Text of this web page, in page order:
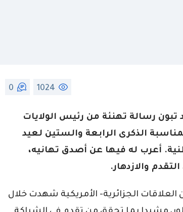
1024
0
رسالة تهنئة من رئيس الولايات
الذكرى الرابعة والستين لعيد
أعرب له فيها عن أصدق تهانيه،
والازدهار.
العلاقات الجزائرية- الأمريكية شهدت خلال